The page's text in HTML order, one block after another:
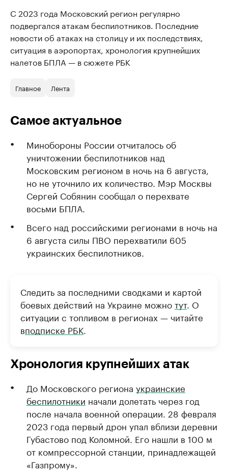
С 2023 года Московский регион регулярно
подвергался атакам беспилотников. Последние
новости об атаках на столицу и их последствиях,
ситуация в аэропортах, хронология крупнейших
налетов БПЛА — в сюжете РБК
Главное Лента
Самое актуальное
Минобороны России отчиталось об
уничтожении беспилотников над
Московским регионом в ночь на 6 августа,
но не уточнило их количество. Мэр Москвы
Сергей Собянин сообщал о перехвате
восьми БПЛА.
Всего над российскими регионами в ночь на
6 августа силы ПВО перехватили 605
украинских беспилотников.
Следить за последними сводками и картой
боевых действий на Украине можнотут. О
ситуации с топливом в регионах — читайте
вподписке РБК
Хронология крупнейших атак
До Московского региона украинские
беспилотники начали долетать через год
после начала военной операции. 28 февраля
2023 года первый дрон упал вблизи деревни
Губастово под Коломной. Его нашли в 100 м
от компрессорной станции, принадлежащей
«Газпрому».